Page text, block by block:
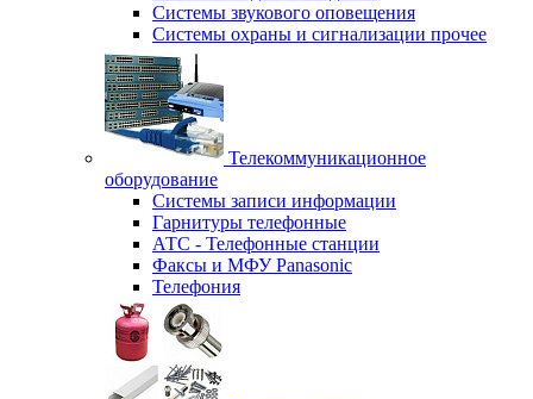
Системы звукового оповещения
Системы охраны и сигнализации прочее
Телекоммуникационное
оборудование
Системы записи информации
Гарнитуры телефонные
АТС - Телефонные станции
Факсы и МФУ Panasonic
Телефония